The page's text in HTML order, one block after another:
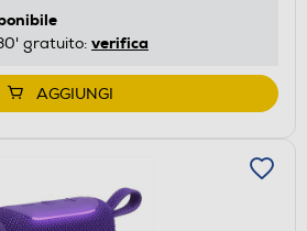
gratuito: verifica
AGGIUNGI